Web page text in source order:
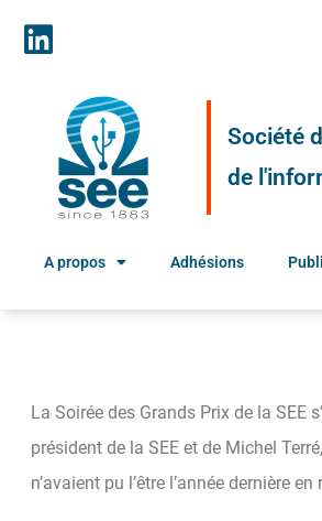
Société
de
A propos Adhésions
La Soirée des Grands Prix de la SEE
président de la SEE et de Michel
n’avaient pu l’être l’année dernière